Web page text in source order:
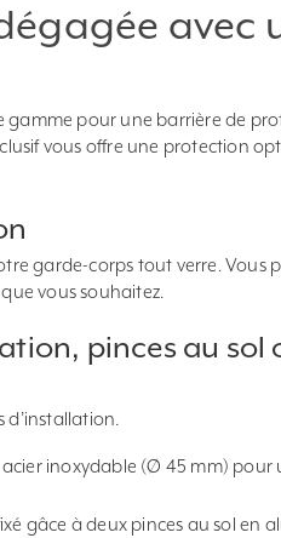
avec
pour une barrière de
vous offre une protection
garde-corps tout verre. Vous
vous souhaitez.
pinces au sol
inoxydable (Ø 45 mm) pour
gâce à deux pinces au sol en